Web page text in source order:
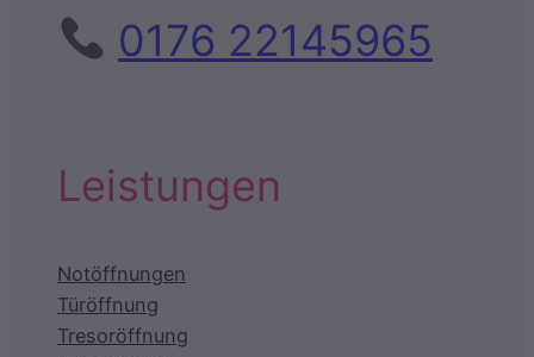
0176 22145965
Leistungen
Notöffnungen
Türöffnung
Tresoröffnung